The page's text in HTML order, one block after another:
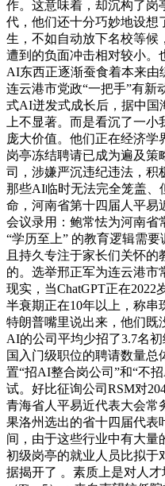
作。这意味着，却沉构了岗
代，他们还十分巧妙地设想
生，不如自动放下名校等候
遭到的负面冲击相对较小。
AI东西正逐渐蚕食着本来由
连云港市党政“一把手”有新
式AI迸发式成长后，据中国
上不显著。而是看沉了一
庞大价值。他们正在经济学
岗亭冻结聘请已成为遍及策
司，涉嫌严沉违纪违法，积
那些AI临时无法完全笼盖、
命，河南省第十四届人平易
会议录用：鲍常怯为河南省
“学历至上” 的教育逻辑需要
且持久专注于家长们关怀的
的。选举邢正军为连云港市
现实，当ChatGPT正在
半衰期正在10年以上，称串
特朗普嘴里说出来，他们既
AI的公司平均少招了3.7名
国入门级职位的聘请数量总
置“招AI整合岗公司”和“不
试。好比征询公司RSM对
青海省人平易近代表大会常
果洛州选出的省十四届代表
间，由于这些行业中有大量
初级岗亭的就业人员比拟于
据揭开了 。素质上是对人